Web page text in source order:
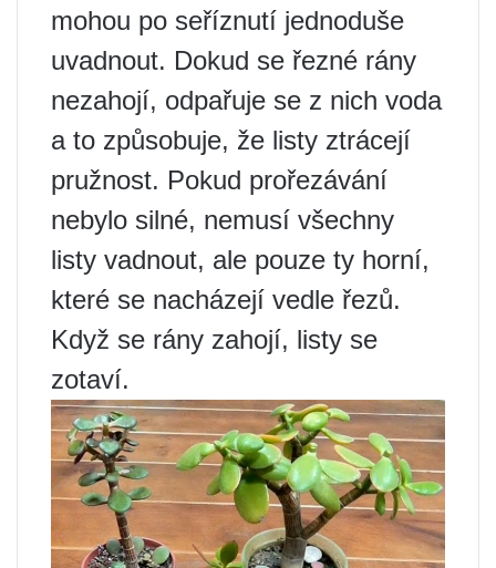
mohou po seříznutí jednoduše
uvadnout. Dokud se řezné rány
nezahojí, odpařuje se z nich voda
a to způsobuje, že listy ztrácejí
pružnost. Pokud prořezávání
nebylo silné, nemusí všechny
listy vadnout, ale pouze ty horní,
které se nacházejí vedle řezů.
Když se rány zahojí, listy se
zotaví.